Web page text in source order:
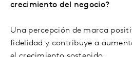
crecimiento del negocio?
Una percepción de marca
fidelidad y contribuye a